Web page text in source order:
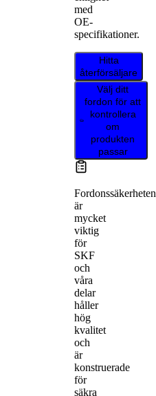
med
OE-
specifikationer.
Hitta
återförsäljare
Välj ditt
fordon för att
kontrollera
om
produkten
passar
Fordonssäkerheten
är
mycket
viktig
för
SKF
och
våra
delar
håller
hög
kvalitet
och
är
konstruerade
för
säkra